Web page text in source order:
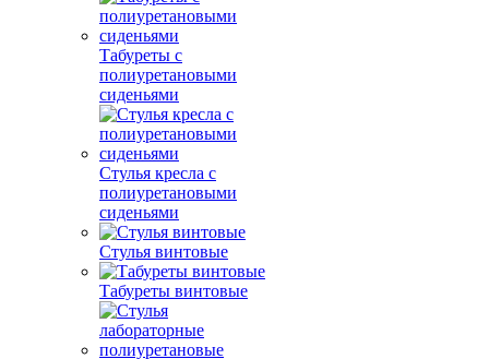
Табуреты с
полиуретановыми
сиденьями
Стулья кресла с
полиуретановыми
сиденьями
Стулья винтовые
Табуреты винтовые